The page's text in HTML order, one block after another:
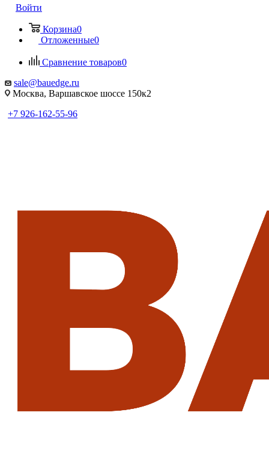
Войти
Корзина0
Отложенные0
Сравнение товаров0
sale@bauedge.ru
Москва, Варшавское шоссе 150к2
+7 926-162-55-96